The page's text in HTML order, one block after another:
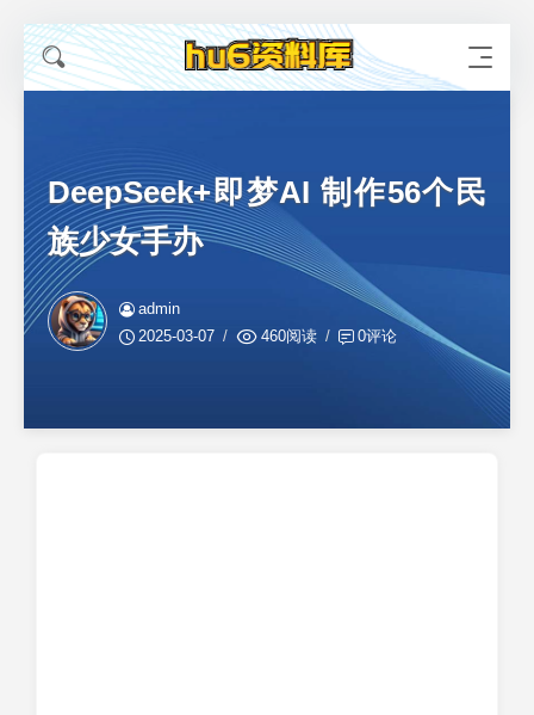
DeepSeek+即梦AI 制作56个民
族少女手办
admin
2025-03-07
460阅读 0评论